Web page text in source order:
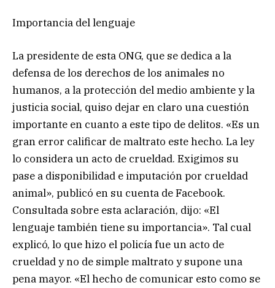
Importancia del lenguaje
La presidente de esta ONG, que se dedica a la
defensa de los derechos de los animales no
humanos, a la protección del medio ambiente y la
justicia social, quiso dejar en claro una cuestión
importante en cuanto a este tipo de delitos. «Es un
gran error calificar de maltrato este hecho. La ley
lo considera un acto de crueldad. Exigimos su
pase a disponibilidad e imputación por crueldad
animal», publicó en su cuenta de Facebook.
Consultada sobre esta aclaración, dijo: «El
lenguaje también tiene su importancia». Tal cual
explicó, lo que hizo el policía fue un acto de
crueldad y no de simple maltrato y supone una
pena mayor. «El hecho de comunicar esto como se